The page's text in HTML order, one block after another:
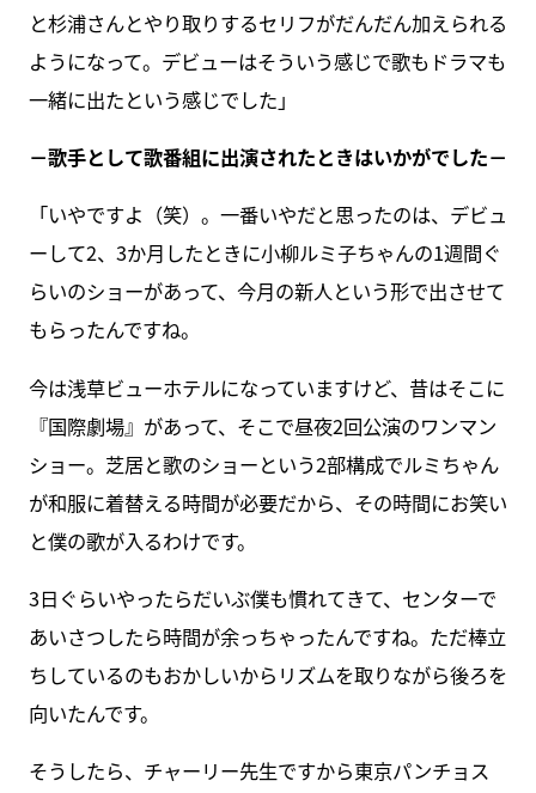
と杉浦さんとやり取りするセリフがだんだん加えられる
ようになって。デビューはそういう感じで歌もドラマも
一緒に出たという感じでした」
－歌手として歌番組に出演されたときはいかがでした－
「いやですよ（笑）。一番いやだと思ったのは、デビュ
ーして2、3か月したときに小柳ルミ子ちゃんの1週間ぐ
らいのショーがあって、今月の新人という形で出させて
もらったんですね。
今は浅草ビューホテルになっていますけど、昔はそこに
『国際劇場』があって、そこで昼夜2回公演のワンマン
ショー。芝居と歌のショーという2部構成でルミちゃん
が和服に着替える時間が必要だから、その時間にお笑い
と僕の歌が入るわけです。
3日ぐらいやったらだいぶ僕も慣れてきて、センターで
あいさつしたら時間が余っちゃったんですね。ただ棒立
ちしているのもおかしいからリズムを取りながら後ろを
向いたんです。
そうしたら、チャーリー先生ですから東京パンチョス